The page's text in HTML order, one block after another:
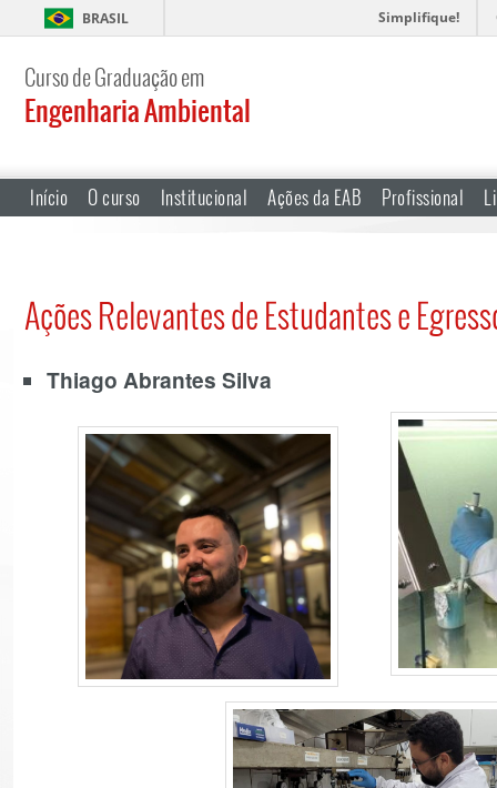
BRASIL Simplifique!
Curso de Graduação em
Engenharia Ambiental
Início O curso Institucional Ações da EAB Profissional
Ações Relevantes de Estudantes e
Thiago Abrantes Silva